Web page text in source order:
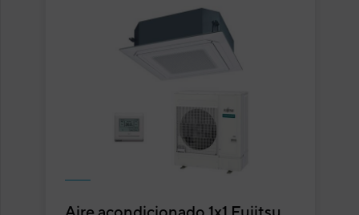
Aire acondicionado 1x1 Fujitsu